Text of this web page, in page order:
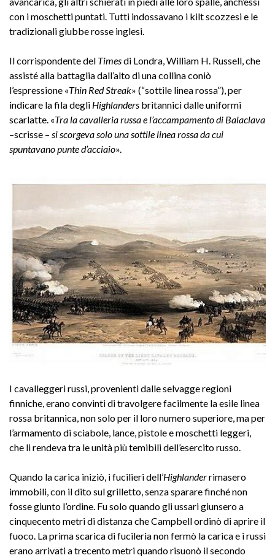
con i moschetti puntati. Tutti indossavano i kilt scozzesi e le
tradizionali giubbe rosse inglesi.
Il corrispondente del Timesdi Londra, William H. Russell, che
assisté alla battaglia dall’alto di una collina coniò
l’espressione «Thin Red Streak» (“sottile linea rossa”), per
indicare la fila degli Highlanders britannici dalle uniformi
scarlatte. «Tra la cavalleria russa e l’accampamento di Balaclava
–scrisse – si scorgeva solo una sottile linea rossa da cui
spuntavano punte d’acciaio».
I cavalleggeri russi, provenienti dalle selvagge regioni
finniche, erano convinti di travolgere facilmente la esile linea
rossa britannica, non solo per il loro numero superiore, ma per
l’armamento di sciabole, lance, pistole e moschetti leggeri,
che li rendeva tra le unità più temibili dell’esercito russo.
Quando la carica iniziò, i fucilieri dell’Highlanderrimasero
immobili, con il dito sul grilletto, senza sparare finché non
fosse giunto l’ordine. Fu solo quando gli ussari giunsero a
cinquecento metri di distanza che Campbell ordinò di aprire il
fuoco. La prima scarica di fucileria non fermò la carica e i russi
erano arrivati a trecento metri quando risuonò il secondo